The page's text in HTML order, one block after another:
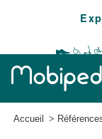
Accueil